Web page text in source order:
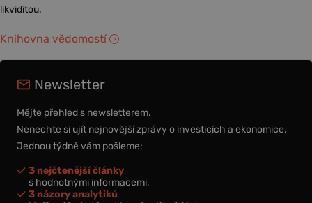
likviditou.
Knihovna vědomostí
Newsletter
Mějte přehled s newsletterem.
Nenechte si ujít nejnovější zprávy o investicích a ekonomice.
Jednou týdně vám pošleme:
3 nejčtenější články
s hodnotnými informacemi,
3 názory analytiků